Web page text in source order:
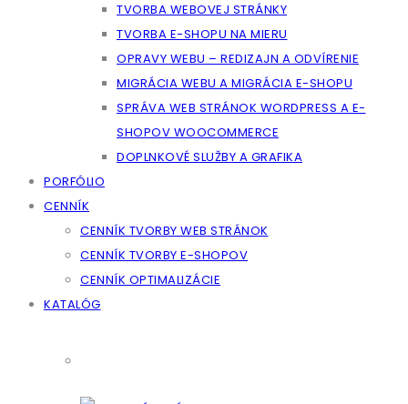
TVORBA WEBOVEJ STRÁNKY
TVORBA E-SHOPU NA MIERU
OPRAVY WEBU – REDIZAJN A ODVÍRENIE
MIGRÁCIA WEBU A MIGRÁCIA E-SHOPU
SPRÁVA WEB STRÁNOK WORDPRESS A E-
SHOPOV WOOCOMMERCE
DOPLNKOVÉ SLUŽBY A GRAFIKA
PORFÓLIO
CENNÍK
CENNÍK TVORBY WEB STRÁNOK
CENNÍK TVORBY E-SHOPOV
CENNÍK OPTIMALIZÁCIE
KATALÓG